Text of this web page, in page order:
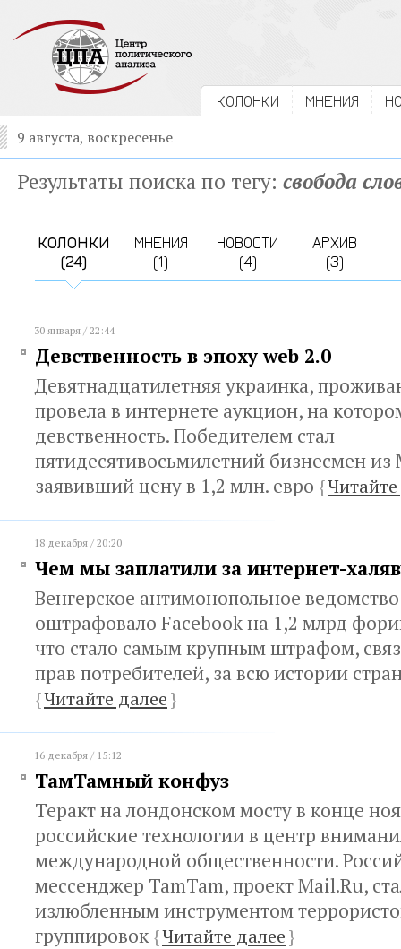
КОЛОНКИ МНЕНИЯ
9 августа, воскресенье
Результаты поиска по тегу: свобода
КОЛОНКИ
(24)
МНЕНИЯ
(1)
НОВОСТИ
(4)
АРХИВ
(3)
30 января / 22:44
Девственность в эпоху web 2.0
Девятнадцатилетняя украинка,
провела в интернете аукцион, на
девственность. Победителем стал
пятидесятивосьмилетний бизнесмен
заявивший цену в 1,2 млн. евро {
18 декабря / 20:20
Чем мы заплатили за интернет-
Венгерское антимонопольное
оштрафовало Facebook на 1,2 млрд
что стало самым крупным штрафом,
прав потребителей, за всю истории
{Читайте далее}
16 декабря / 15:12
ТамТамный конфуз
Теракт на лондонском мосту в конце
российские технологии в центр
международной общественности.
мессенджер TamTam, проект Mail.Ru,
излюбленным инструментом
группировок{Читайте далее}